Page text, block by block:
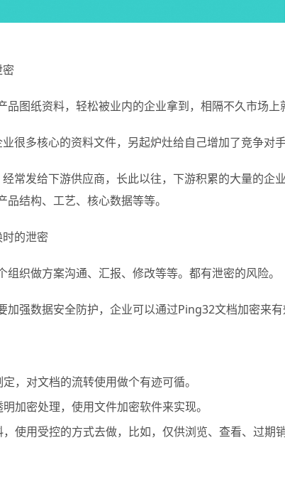
品图纸资料，轻松被业内的企业拿到，相隔不久市场上
很多核心的资料文件，另起炉灶给自己增加了竞争对手
常发给下游供应商，长此以往，下游积累的大量的企
结构、工艺、核心数据等等。
的泄密
织做方案沟通、汇报、修改等等。都有泄密的风险。
加强数据安全防护，企业可以通过Ping32文档加密来有
，对文档的流转使用做个有迹可循。
加密处理，使用文件加密软件来实现。
使用受控的方式去做，比如，仅供浏览、查看、过期销